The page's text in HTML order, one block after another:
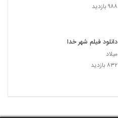
۹۸۸ بازدید
دانلود فیلم شهر خدا
میلاد
۸۳۲ بازدید